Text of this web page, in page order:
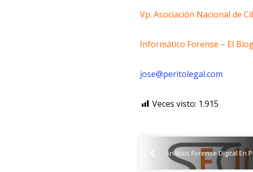
Vp. Asociación Nacional de
Informático Forense – El
jose@peritolegal.com
Veces visto: 1.915
Análisis Forense Digital En